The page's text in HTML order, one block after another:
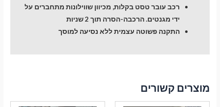
רכב עובר טסט בקלות, מכיוון שווילונות מתחברים על
ידי מגנטים. הרכבה-הסרה תוך 2 שניות
התקנה פשוטה עצמית ללא נסיעה למוסך
מוצרים קשורים